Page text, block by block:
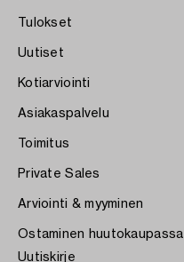
Tulokset
Uutiset
Kotiarviointi
Asiakaspalvelu
Toimitus
Private Sales
Arviointi & myyminen
Ostaminen huutokaupassa
Uutiskirje